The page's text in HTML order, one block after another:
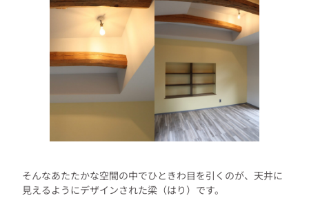
そんなあたたかな空間の中でひときわ目を引くのが、天井に
見えるようにデザインされた梁（はり）です。